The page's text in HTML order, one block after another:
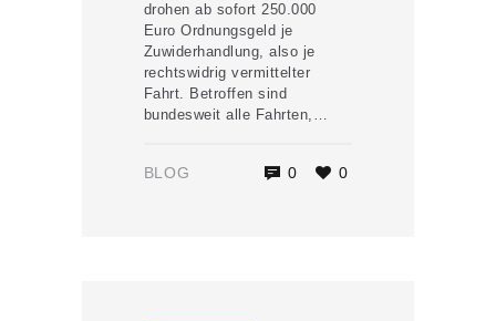
drohen ab sofort 250.000
Euro Ordnungsgeld je
Zuwiderhandlung, also je
rechtswidrig vermittelter
Fahrt. Betroffen sind
bundesweit alle Fahrten,…
BLOG 0 0